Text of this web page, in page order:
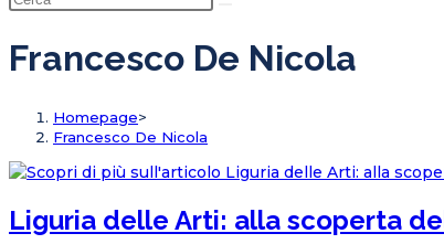
Francesco De Nicola
Homepage>
Francesco De Nicola
Liguria delle Arti: alla scoperta